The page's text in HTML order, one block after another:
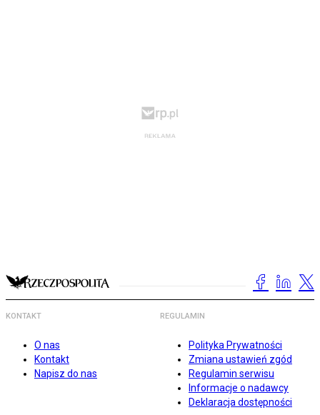
KONTAKT
O nas
Kontakt
Napisz do nas
REGULAMIN
Polityka Prywatności
Zmiana ustawień zgód
Regulamin serwisu
Informacje o nadawcy
Deklaracja dostępności